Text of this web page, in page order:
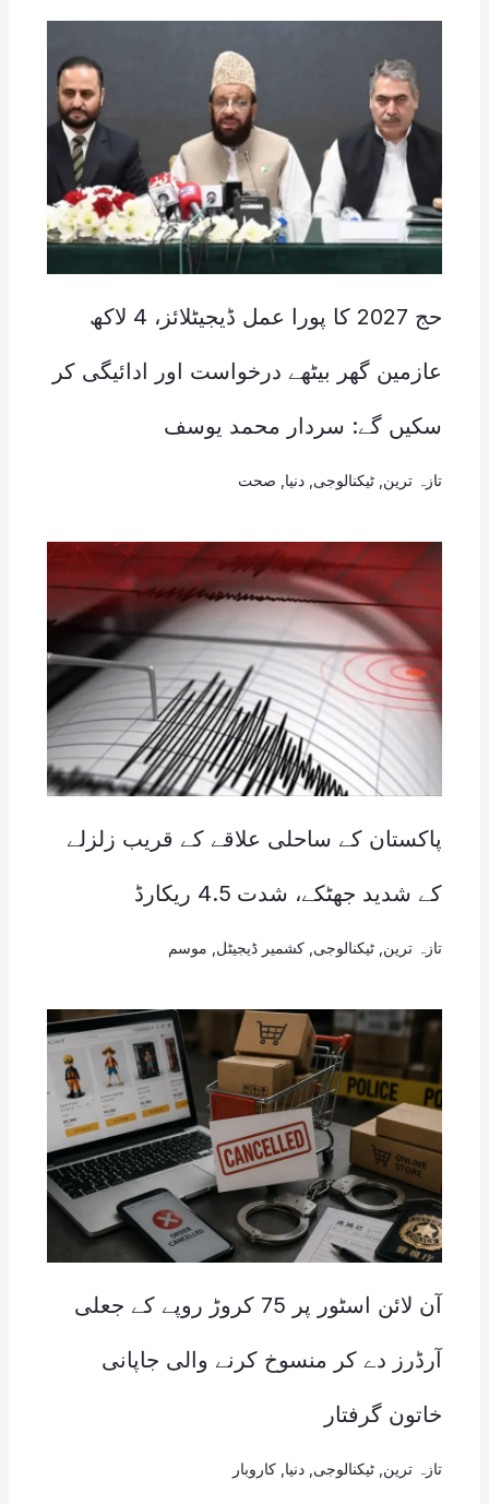
حج 2027 کا پورا عمل ڈیجیٹلائز، 4 لاکھ
عازمین گھر بیٹھے درخواست اور ادائیگی کر
سکیں گے: سردار محمد یوسف
تازہ ترین ٹیکنالوجی دنیا صحت
پاکستان کے ساحلی علاقے کے قریب زلزلے
کے شدید جھٹکے، شدت 4.5 ریکارڈ
تازہ ترین ٹیکنالوجی کشمیر ڈیجیٹل موسم
آن لائن اسٹور پر 75 کروڑ روپے کے جعلی
آرڈرز دے کر منسوخ کرنے والی جاپانی
خاتون گرفتار
تازہ ترین ٹیکنالوجی دنیا کاروبار